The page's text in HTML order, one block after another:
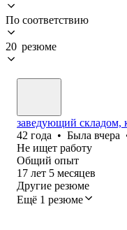
По соответствию
20 резюме
заведующий складом,
42 года • Была вчера
Не ищет работу
Общий опыт
17 лет 5 месяцев
Другие резюме
Ещё 1 резюме